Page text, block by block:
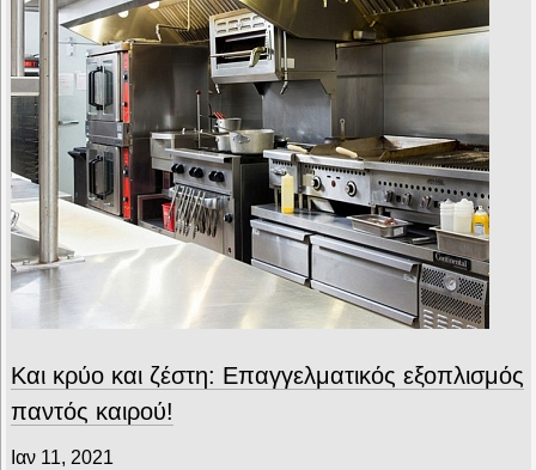
Και κρύο και ζέστη: Επαγγελματικός εξοπλισμός
παντός καιρού!
Ιαν 11, 2021